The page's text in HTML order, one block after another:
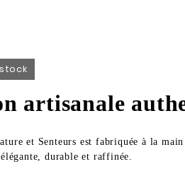
artisanale
et Senteurs est fabriquée à la
durable et raffinée.